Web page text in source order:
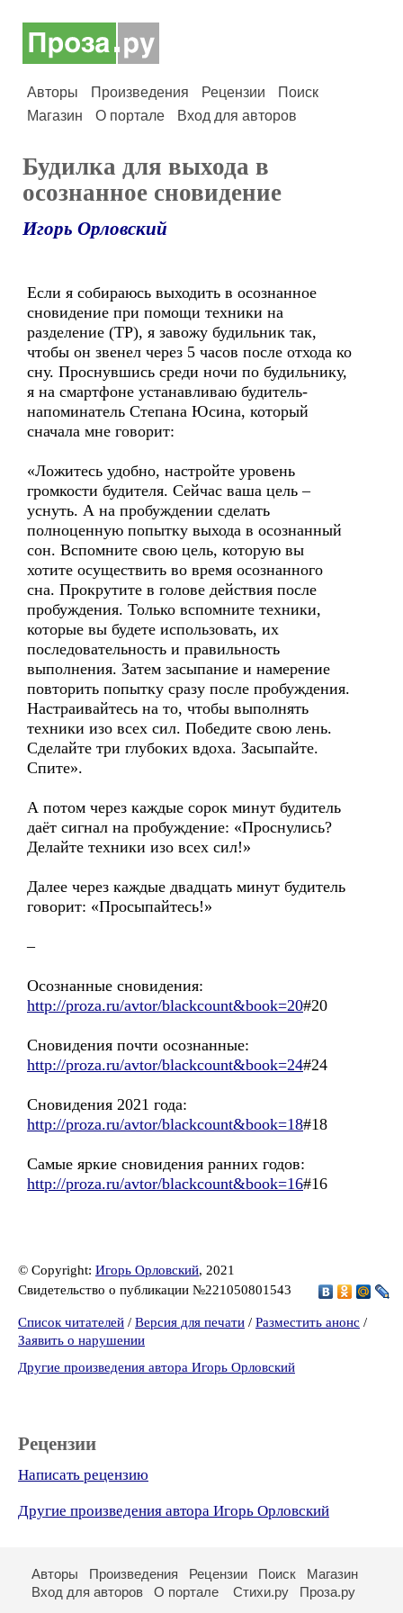
Авторы Произведения Рецензии
Поиск
Магазин
О портале Вход для авторов
Будилка для выхода в
осознанное сновидение
Игорь Орловский
Если я собираюсь выходить в осознанное
сновидение при помощи техники на
разделение (ТР), я завожу будильник так,
чтобы он звенел через 5 часов после отхода ко
сну. Проснувшись среди ночи по будильнику,
я на смартфоне устанавливаю будитель-
напоминатель Степана Юсина, который
сначала мне говорит:
«Ложитесь удобно, настройте уровень
громкости будителя. Сейчас ваша цель –
уснуть. А на пробуждении сделать
полноценную попытку выхода в осознанный
сон. Вспомните свою цель, которую вы
хотите осуществить во время осознанного
сна. Прокрутите в голове действия после
пробуждения. Только вспомните техники,
которые вы будете использовать, их
последовательность и правильность
выполнения. Затем засыпание и намерение
повторить попытку сразу после пробуждения.
Настраивайтесь на то, чтобы выполнять
техники изо всех сил. Победите свою лень.
Сделайте три глубоких вдоха. Засыпайте.
Спите».
А потом через каждые сорок минут будитель
даёт сигнал на пробуждение: «Проснулись?
Делайте техники изо всех сил!»
Далее через каждые двадцать минут будитель
говорит: «Просыпайтесь!»
–
Осознанные сновидения:
http://proza.ru/avtor/blackcount&book=20#20
Сновидения почти осознанные:
http://proza.ru/avtor/blackcount&book=24#24
Сновидения 2021 года:
http://proza.ru/avtor/blackcount&book=18#18
Самые яркие сновидения ранних годов:
http://proza.ru/avtor/blackcount&book=16#16
© Copyright: Игорь Орловский, 2021
Свидетельство о публикации №221050801543
Список читателей / Версия для печати / Разместить анонс /
Заявить о нарушении
Другие произведения автора Игорь Орловский
Рецензии
Написать рецензию
Другие произведения автора Игорь Орловский
Авторы Произведения Рецензии Поиск
Магазин
Вход для авторов
О портале Стихи.ру Проза.ру